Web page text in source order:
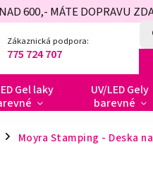
600,- MÁTE DOPRAVU
Zákaznická podpora:
775 724 707
Gel laky
UV/LED Gely
barevné
/ Moyra Stamping - Deska